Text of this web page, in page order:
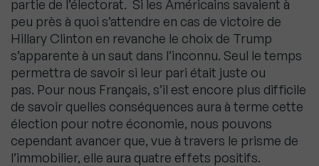
partie de l’électorat. Si les Américains savaient à
peu près à quoi s’attendre en cas de victoire de
Hillary Clinton en revanche le choix de Trump
s’apparente à un saut dans l’inconnu. Seul le temps
permettra de savoir si leur pari était juste ou
pas. Pour nous Français, s’il est encore plus difficile
de savoir quelles conséquences aura à terme cette
élection pour notre économie, nous pouvons
cependant avancer que, vue à travers le prisme de
l’immobilier, elle aura quatre effets positifs.